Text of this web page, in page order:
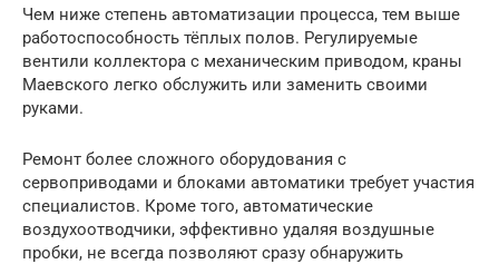
Чем ниже степень автоматизации процесса, тем выше
работоспособность тёплых полов. Регулируемые
вентили коллектора с механическим приводом, краны
Маевского легко обслужить или заменить своими
руками.
Ремонт более сложного оборудования с
сервоприводами и блоками автоматики требует участия
специалистов. Кроме того, автоматические
воздухоотводчики, эффективно удаляя воздушные
пробки, не всегда позволяют сразу обнаружить